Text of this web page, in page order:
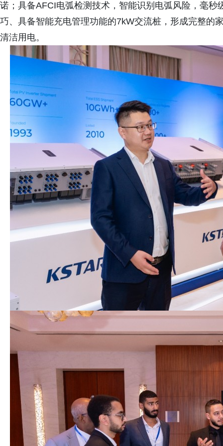
诺；具备AFCI电弧检测技术，智能识别电弧风险，毫
巧、具备智能充电管理功能的7kW交流桩，形成完整的
清洁用电。